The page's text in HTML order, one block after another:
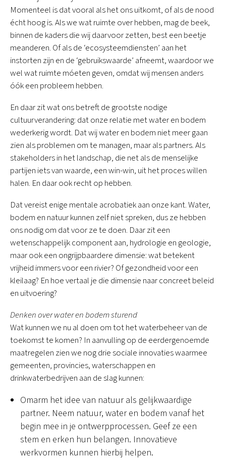
Momenteel is dat vooral als het ons uitkomt, of als de nood
écht hoog is. Als we wat ruimte over hebben, mag de beek,
binnen de kaders die wij daarvoor zetten, best een beetje
meanderen. Of als de ‘ecosysteemdiensten’ aan het
instorten zijn en de ‘gebruikswaarde’ afneemt, waardoor we
wel wat ruimte móeten geven, omdat wij mensen anders
óók een probleem hebben.
En daar zit wat ons betreft de grootste nodige
cultuurverandering: dat onze relatie met water en bodem
wederkerig wordt. Dat wij water en bodem niet meer gaan
zien als problemen om te managen, maar als partners. Als
stakeholders in het landschap, die net als de menselijke
partijen iets van waarde, een win-win, uit het proces willen
halen. En daar ook recht op hebben.
Dat vereist enige mentale acrobatiek aan onze kant. Water,
bodem en natuur kunnen zelf niet spreken, dus ze hebben
ons nodig om dat voor ze te doen. Daar zit een
wetenschappelijk component aan, hydrologie en geologie,
maar ook een ongrijpbaardere dimensie: wat betekent
vrijheid immers voor een rivier? Of gezondheid voor een
kleilaag? En hoe vertaal je die dimensie naar concreet beleid
en uitvoering?
Denken over water en bodem sturend
Wat kunnen we nu al doen om tot het waterbeheer van de
toekomst te komen? In aanvulling op de eerdergenoemde
maatregelen zien we nog drie sociale innovaties waarmee
gemeenten, provincies, waterschappen en
drinkwaterbedrijven aan de slag kunnen:
Omarm het idee van natuur als gelijkwaardige
partner. Neem natuur, water en bodem vanaf het
begin mee in je ontwerpprocessen. Geef ze een
stem en erken hun belangen. Innovatieve
werkvormen kunnen hierbij helpen.